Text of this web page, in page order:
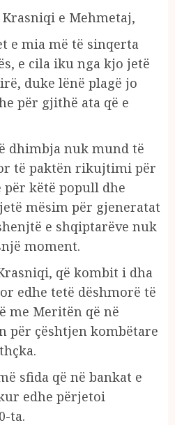
e Mehmetaj,
e mia më të sinqerta
e cila iku nga kjo jetë
duke lënë plagë jo
për gjithë ata që e
dhimbja nuk mund të
të paktën rikujtimi për
për këtë popull dhe
mësim për gjeneratat
e shqiptarëve nuk
moment.
që kombit i dha
edhe tetë dëshmorë të
me Meritën që në
për çështjen kombëtare
sfida që në bankat e
edhe përjetoi
ta.